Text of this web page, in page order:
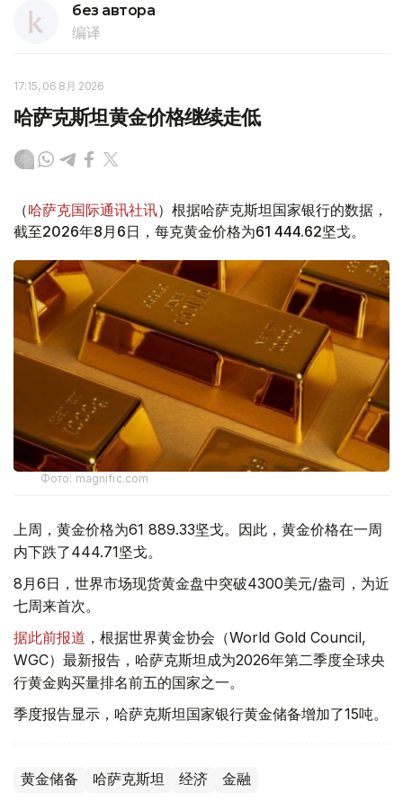
без автора
编译
17:15, 06 8月 2026
哈萨克斯坦黄金价格继续走低
（哈萨克国际通讯社讯）根据哈萨克斯坦国家银行的数据，
截至2026年8月6日，每克黄金价格为61 444.62坚戈。
Фото: magnific.com
上周，黄金价格为61 889.33坚戈。因此，黄金价格在一周
内下跌了444.71坚戈。
8月6日，世界市场现货黄金盘中突破4300美元/盎司，为近
七周来首次。
据此前报道 ，根据世界黄金协会（World Gold Council,
WGC）最新报告，哈萨克斯坦成为2026年第二季度全球央
行黄金购买量排名前五的国家之一。
季度报告显示，哈萨克斯坦国家银行黄金储备增加了15吨。
黄金储备 哈萨克斯坦 经济 金融